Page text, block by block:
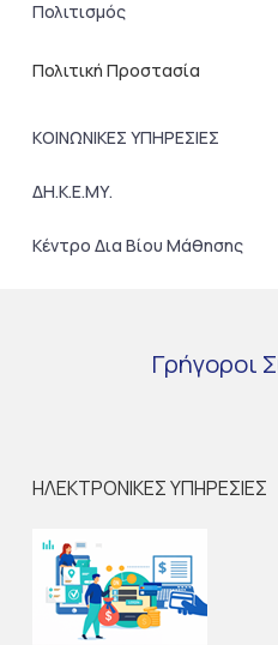
Πολιτισμός
Πολιτική Προστασία
ΚΟΙΝΩΝΙΚΕΣ ΥΠΗΡΕΣΙΕΣ
ΔΗ.Κ.Ε.ΜΥ.
Κέντρο Δια Βίου Μάθησης
Γρήγοροι
ΗΛΕΚΤΡΟΝΙΚΕΣ ΥΠΗΡΕΣΙΕΣ